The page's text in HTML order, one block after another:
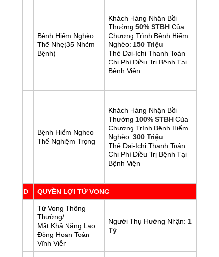
Bệnh Hiểm Nghèo
Thể Nhẹ(35 Nhóm
Bệnh)
Khách Hàng Nhận Bồi
Thường50% STBH Của
Chương Trình Bệnh Hiểm
Nghèo: 150 Triệu
Thẻ Dai-Ichi Thanh Toán
Chi Phí Điều Trị Bệnh Tại
Bệnh Viện.
Bệnh Hiểm Nghèo
Thể Nghiệm Trọng
Khách Hàng Nhận Bồi
Thường 100% STBH Của
Chương Trình Bệnh Hiểm
Nghèo:300 Triệu
Thẻ Dai-Ichi Thanh Toán
Chi Phí Điều Trị Bệnh Tại
Bệnh Viện
D QUYỀN LỢI TỬ VONG
Tử Vong Thông
Thường/
Mất Khả Năng Lao
Động Hoàn Toàn
Vĩnh Viễn
Người Thụ Hưởng Nhận: 1
Tỷ